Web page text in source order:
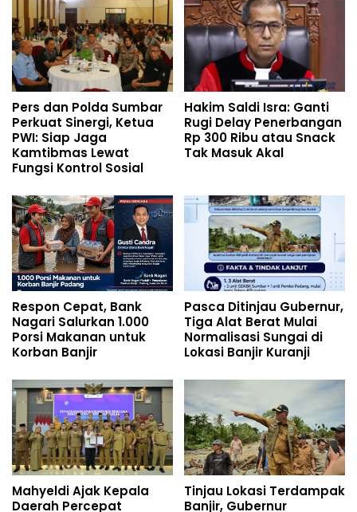
Pers dan Polda Sumbar
Perkuat Sinergi, Ketua
PWI: Siap Jaga
Kamtibmas Lewat
Fungsi Kontrol Sosial
Hakim Saldi Isra: Ganti
Rugi Delay Penerbangan
Rp 300 Ribu atau Snack
Tak Masuk Akal
Respon Cepat, Bank
Nagari Salurkan 1.000
Porsi Makanan untuk
Korban Banjir
Pasca Ditinjau Gubernur,
Tiga Alat Berat Mulai
Normalisasi Sungai di
Lokasi Banjir Kuranji
Mahyeldi Ajak Kepala
Daerah Percepat
Tinjau Lokasi Terdampak
Banjir, Gubernur